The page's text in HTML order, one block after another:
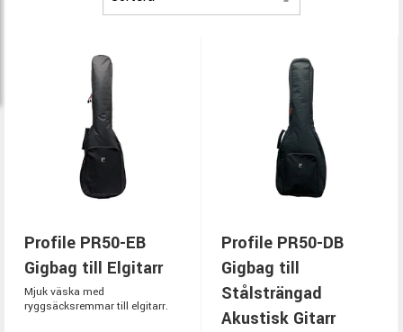
Profile PR50-EB
Gigbag till Elgitarr
Mjuk väska med
ryggsäcksremmar till elgitarr.
Profile PR50-DB
Gigbag till
Stålsträngad
Akustisk Gitarr